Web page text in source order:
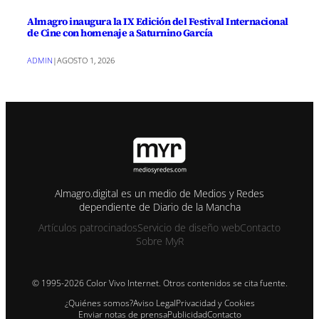
Almagro inaugura la IX Edición del Festival Internacional
de Cine con homenaje a Saturnino García
ADMIN |AGOSTO 1, 2026
Almagro.digital es un medio de Medios y Redes
dependiente de Diario de la Mancha
Artículos patrocinadosServicio de diseño webContacto
Sobre MyR
© 1995-2026 Color Vivo Internet. Otros contenidos se cita fuente.
¿Quiénes somos?Aviso LegalPrivacidad y Cookies
Enviar notas de prensaPublicidadContacto